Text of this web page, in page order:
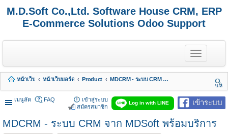
M.D.Soft Co.,Ltd. Software House CRM, ERP
E-Commerce Solutions Odoo Support
T
o
g
e
n
a
i
g
หน้าเว็บ หน้าเว็บบอร์ด Product
MDCRM - ระบบ CRM จาก MDSoft พร้อมบริการ
นห
า
เมนูลัด
เข้าระบบ
Log in with LINE
FAQ
เข้าสู่ระบบ
สมัครสมาชิก
MDCRM - ระบบ CRM จาก MDSoft พร้อมบริการ